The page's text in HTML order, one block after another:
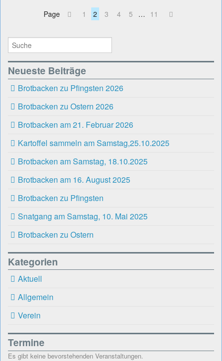
Page
1 2 3 4 5 … 11
Neueste Beiträge
Brotbacken zu Pfingsten 2026
Brotbacken zu Ostern 2026
Brotbacken am 21. Februar 2026
Kartoffel sammeln am Samstag,25.10.2025
Brotbacken am Samstag, 18.10.2025
Brotbacken am 16. August 2025
Brotbacken zu Pfingsten
Snatgang am Samstag, 10. Mai 2025
Brotbacken zu Ostern
Kategorien
Aktuell
Allgemein
Verein
Termine
Es gibt keine bevorstehenden Veranstaltungen.